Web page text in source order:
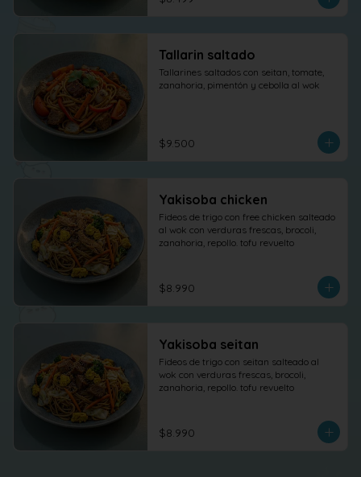
Tallarin saltado
Tallarines saltados con seitan, tomate,
zanahoria, pimentón y cebolla al wok
$9.500
Yakisoba chicken
Fideos de trigo con free chicken salteado
al wok con verduras frescas, brocoli,
zanahoria, repollo. tofu revuelto
$8.990
Yakisoba seitan
Fideos de trigo con seitan salteado al
wok con verduras frescas, brocoli,
zanahoria, repollo. tofu revuelto
$8.990